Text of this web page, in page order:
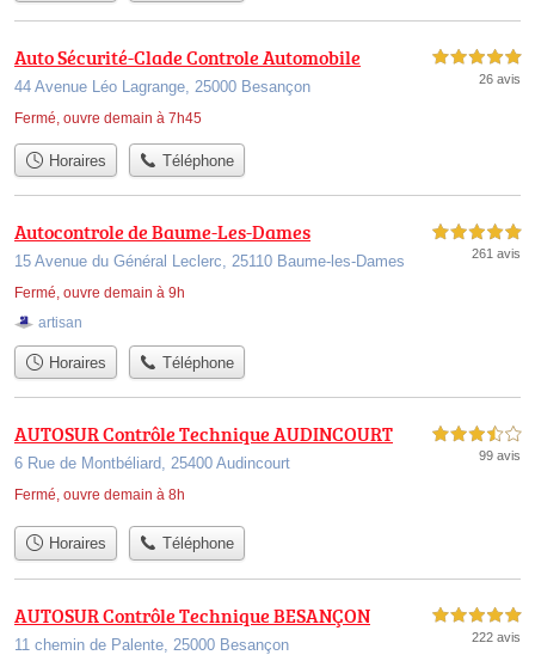
Auto Sécurité-Clade Controle Automobile
44 Avenue Léo Lagrange, 25000 Besançon
Fermé, ouvre demain à 7h45
5,0 étoiles sur 5
26 avis
Horaires Téléphone
Autocontrole de Baume-Les-Dames
15 Avenue du Général Leclerc, 25110 Baume-les-Dames
Fermé, ouvre demain à 9h
5,0 étoiles sur 5
261 avis
artisan
Horaires Téléphone
AUTOSUR Contrôle Technique AUDINCOURT
6 Rue de Montbéliard, 25400 Audincourt
Fermé, ouvre demain à 8h
3,5 étoiles sur 5
99 avis
Horaires Téléphone
AUTOSUR Contrôle Technique BESANÇON
11 chemin de Palente, 25000 Besançon
5,0 étoiles sur 5
222 avis